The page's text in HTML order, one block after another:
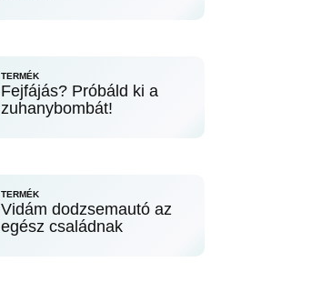
TERMÉK
Fejfájás? Próbáld ki a
zuhanybombát!
TERMÉK
Vidám dodzsemautó az
egész családnak